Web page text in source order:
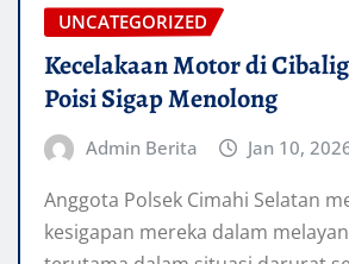
UNCATEGORIZED
Kecelakaan Motor di
Poisi Sigap Menolong
Admin Berita Jan 10,
Anggota Polsek Cimahi Selatan
kesigapan mereka dalam